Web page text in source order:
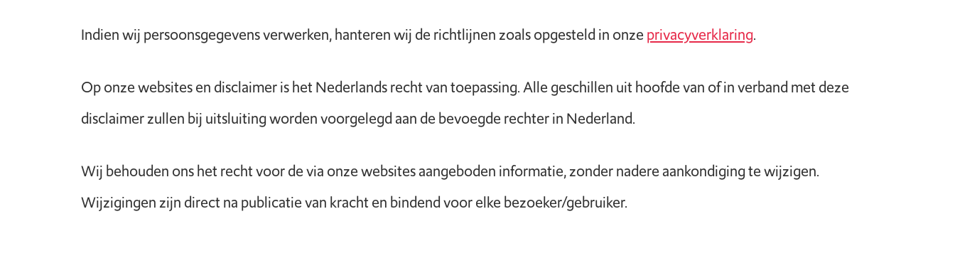
Indien wij persoonsgegevens verwerken, hanteren wij de richtlijnen zoals opgesteld in onze privacyverklaring.
Op onze websites en disclaimer is het Nederlands recht van toepassing. Alle geschillen uit hoofde van of in verband met deze
disclaimer zullen bij uitsluiting worden voorgelegd aan de bevoegde rechter in Nederland.
Wij behouden ons het recht voor de via onze websites aangeboden informatie, zonder nadere aankondiging te wijzigen.
Wijzigingen zijn direct na publicatie van kracht en bindend voor elke bezoeker/gebruiker.